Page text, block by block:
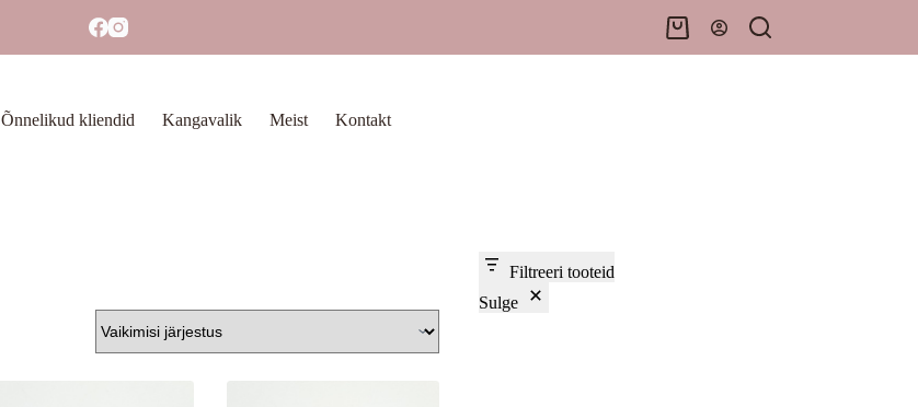
Shopping
cart
Õnnelikud kliendid Kangavalik Meist Kontakt
Filtreeri tooteid
Sulge